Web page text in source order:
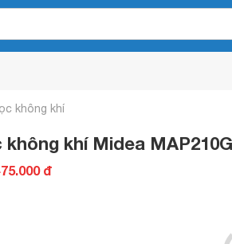
không khí
không khí Midea
đ